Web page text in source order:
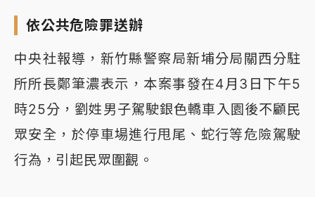
依公共危險罪送辦
中央社報導，新竹縣警察局新埔分局關西分駐
所所長鄭筆濃表示，本案事發在4月3日下午5
時25分，劉姓男子駕駛銀色轎車入園後不顧民
眾安全，於停車場進行甩尾、蛇行等危險駕駛
行為，引起民眾圍觀。